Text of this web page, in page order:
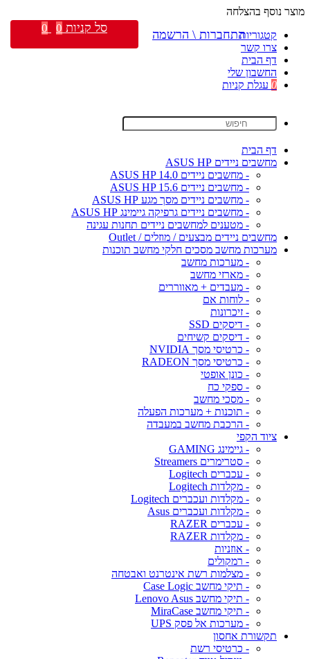
מוצר נוסף בהצלחה
קטגוריות
צרו קשר
דף הבית
החשבון שלי
0 עגלת קניות
דף הבית
מחשבים ניידים ASUS HP
- מחשבים ניידים ASUS HP 14.0
- מחשבים ניידים ASUS HP 15.6
- מחשבים ניידים מסך מגע ASUS HP
- מחשבים ניידים גרפיקה גיימינג ASUS HP
- מטענים למחשבים ניידים תחנות עגינה
מחשבים ניידים מבצעים / מוזלים / Outlet
מערכות מחשב מסכים חלקי מחשב תוכנות
- מערכות מחשב
- מארזי מחשב
- מעבדים + מאווררים
- לוחות אם
- זיכרונות
- דיסקים SSD
- דיסקים קשיחים
- כרטיסי מסך NVIDIA
- כרטיסי מסך RADEON
- כונן אופטי
- ספקי כח
- מסכי מחשב
- תוכנות + מערכות הפעלה
- הרכבת מחשב במעבדה
ציוד הקפי
- גיימינג GAMING
- סטרימרים Streamers
- עכברים Logitech
- מקלדות Logitech
- מקלדות ועכברים Logitech
- מקלדות ועכברים Asus
- עכברים RAZER
- מקלדות RAZER
- אוזניות
- רמקולים
- מצלמות רשת אינטרנט ואבטחה
- תיקי מחשב Case Logic
- תיקי מחשב Lenovo Asus
- תיקי מחשב MiraCase
- מערכות אל פסק UPS
תקשורת אחסון
- כרטיסי רשת
התחברות \ הרשמה סל קניות 0
0